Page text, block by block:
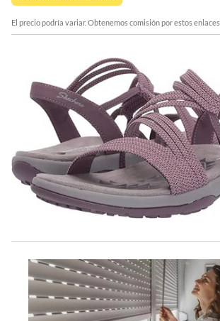
El precio podría variar. Obtenemos comisión por estos enlaces